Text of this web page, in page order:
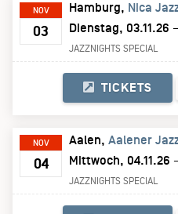
NOV
03
Hamburg
Nica
Dienstag, 03.11.26
JAZZNIGHTS SPECIAL
TICKETS
NOV
04
Aalen Aalener
Mittwoch, 04.11.26
JAZZNIGHTS SPECIAL